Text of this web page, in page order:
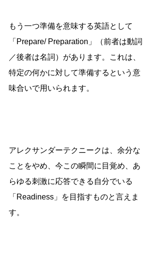
もう一つ準備を意味する英語として
「Prepare/ Preparation」（前者は動詞
／後者は名詞）があります。これは、
特定の何かに対して準備するという意
味合いで用いられます。
アレクサンダーテクニークは、余分な
ことをやめ、今この瞬間に目覚め、あ
らゆる刺激に応答できる自分でいる
「Readiness」を目指すものと言えま
す。